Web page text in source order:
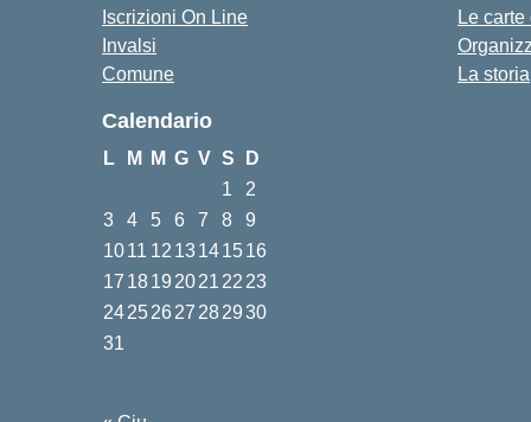
Iscrizioni On Line
Invalsi
Comune
Calendario
L M M G V S
D
1
2
3
4 5 6 7 8
9
1011 12 13141516
17 1819 2021 22 23
24252627 282930
31
Le
La storia